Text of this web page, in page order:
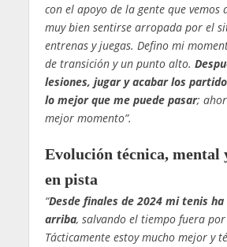
con el apoyo de la gente que vemos
muy bien sentirse arropada por el
entrenas y juegas. Defino mi
de transición y un punto alto.
lesiones, jugar y acabar los
lo mejor que me puede pasar;
mejor momento”.
Evolución técnica, mental
en pista
“Desde finales de 2024 mi tenis
arriba, salvando el tiempo fuera por
Tácticamente estoy mucho mejor y